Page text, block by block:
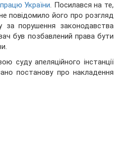
України. Посилався на те,
повідомило його про розгляд
порушення законодавства
був позбавлений права бути
суду апеляційного інстанції
постанову про накладення